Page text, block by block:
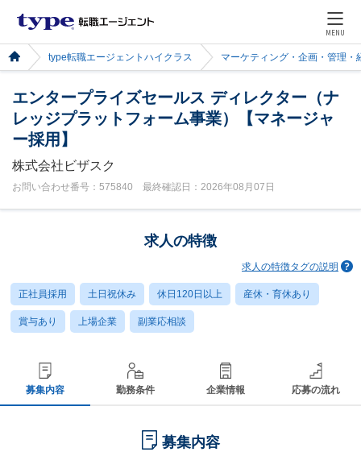
MENU
type転職エージェントハイクラス マーケティング・企画・管理・
エンタープライズセールス ディレクター（ナ
レッジプラットフォーム事業）【マネージャ
ー採用】
株式会社ビザスク
お問い合わせ番号：575840 最終確認日：2026年08月07日
求人の特徴
求人の特徴タグの説明
正社員採用 土日祝休み 休日120日以上 産休・育休あり
賞与あり 上場企業 副業応相談
募集内容 勤務条件 企業情報 応募の流れ
募集内容